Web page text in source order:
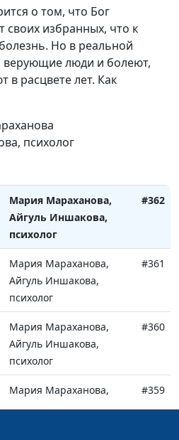
о том, что Бог
своих избранных, что к
Но в реальной
люди и болеют,
в расцвете лет. Как
психолог
Юлия Синицына,
Айгуль Иншакова,
психолог
Юлия Синицына,
Айгуль Иншакова,
Мария Мараханова,
Мария Мараханова,
Айгуль Иншакова,
психолог
#362
Мария Мараханова,
Айгуль Иншакова,
психолог
#361
Мария Мараханова,
Айгуль Иншакова,
психолог
#360
Мария Мараханова,
Айгуль Иншакова,
#359